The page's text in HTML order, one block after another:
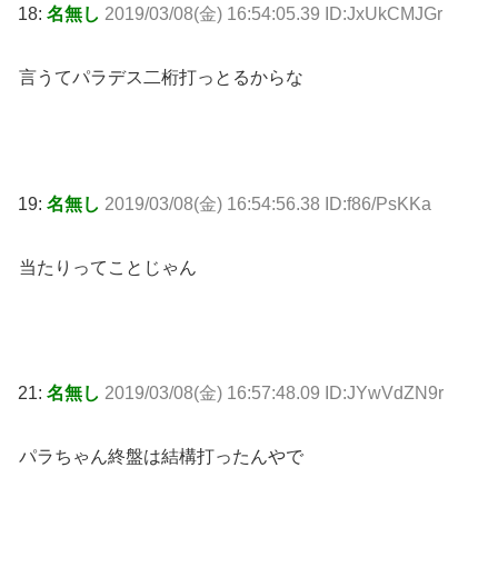
18: 名無し 2019/03/08(金) 16:54:05.39 ID:JxUkCMJGr
言うてパラデス二桁打っとるからな
19: 名無し 2019/03/08(金) 16:54:56.38 ID:f86/PsKKa
当たりってことじゃん
21: 名無し 2019/03/08(金) 16:57:48.09 ID:JYwVdZN9r
パラちゃん終盤は結構打ったんやで